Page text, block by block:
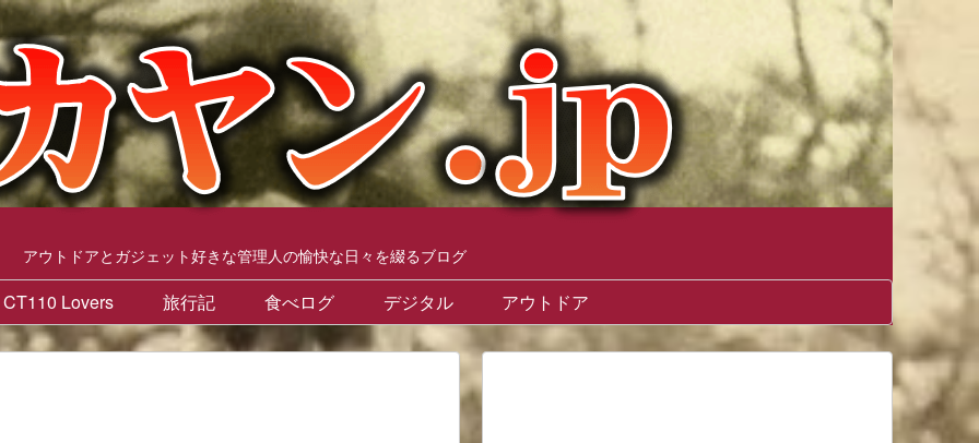
アウトドアとガジェット好きな管理人の愉快な日々を綴るブログ
CT110 Lovers 旅行記 食べログ デジタル アウトドア